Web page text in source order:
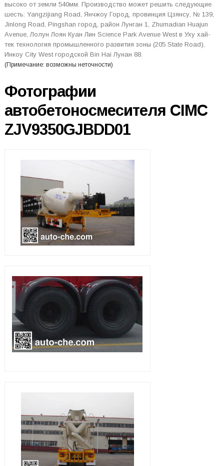
высоко от земли 540мм. Производство может решить следующие
шесть: Yangzijiang Road, Янчжоу Город, провинция Цзянсу, № 139,
Jinlong Road, Pingshan город, район Лунган 1, Zhumadian Huajun
Avenue, Лолун Лоян Куан Лин Science Park Avenue West в Уху хай-
тек технология промышленного развития зоны (205 State Road),
Инкоу City West городской Bin Hai Лунан 88.
(Примечание: возможны неточности)
Фотографии
автобетоносмесителя CIMC
ZJV9350GJBDD01